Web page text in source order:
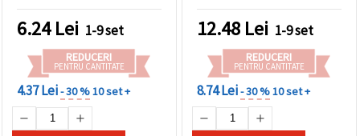
pentru bijuterii handmade
elegante și proiecte craft
unice
6.24Lei 1-9 set
REDUCERI
PENTRU CANTITATE
4.37 Lei- 30 %10 set +
handmade
12.48 Lei 1-9 set
REDUCERI
PENTRU CANTITATE
8.74 Lei- 30 %10 set +